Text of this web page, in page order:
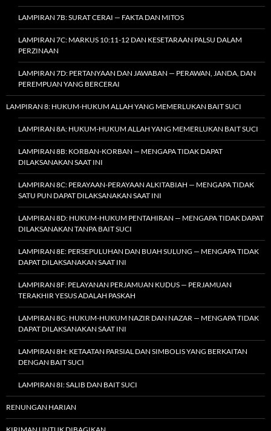
LAMPIRAN 7B: SURAT CERAI — FAKTA DAN MITOS
LAMPIRAN 7C: MARKUS 10:11-12 DAN KESETARAAN PALSU DALAM
PERZINAAN
LAMPIRAN 7D: PERTANYAAN DAN JAWABAN — PERAWAN, JANDA, DAN
PEREMPUAN YANG BERCERAI
LAMPIRAN 8: HUKUM-HUKUM ALLAH YANG MEMERLUKAN BAIT SUCI
LAMPIRAN 8A: HUKUM-HUKUM ALLAH YANG MEMERLUKAN BAIT SUCI
LAMPIRAN 8B: KORBAN-KORBAN — MENGAPA TIDAK DAPAT
DILAKSANAKAN SAAT INI
LAMPIRAN 8C: PERAYAAN-PERAYAAN ALKITABIAH — MENGAPA TIDAK
SATU PUN DAPAT DILAKSANAKAN SAAT INI
LAMPIRAN 8D: HUKUM-HUKUM PENTAHIRAN — MENGAPA TIDAK DAPAT
DILAKSANAKAN TANPA BAIT SUCI
LAMPIRAN 8E: PERSEPULUHAN DAN BUAH SULUNG — MENGAPA TIDAK
DAPAT DILAKSANAKAN SAAT INI
LAMPIRAN 8F: PELAYANAN PERJAMUAN KUDUS — PERJAMUAN
TERAKHIR YESUS ADALAH PASKAH
LAMPIRAN 8G: HUKUM-HUKUM NAZIR DAN NAZAR — MENGAPA TIDAK
DAPAT DILAKSANAKAN SAAT INI
LAMPIRAN 8H: KETAATAN PARSIAL DAN SIMBOLIS YANG BERKAITAN
DENGAN BAIT SUCI
LAMPIRAN 8I: SALIB DAN BAIT SUCI
RENUNGAN HARIAN